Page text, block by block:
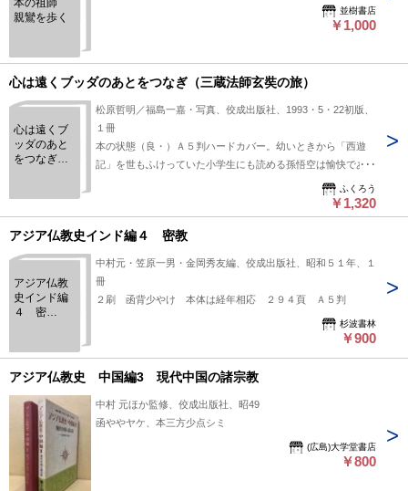
本の祖師
親鸞を歩く
並樹書店
￥1,000
心は遠くブッダのあとをつなぎ（三蔵法師玄奘の旅）
心は遠くブ
ッダのあと
をつなぎ
松原哲明／福島一嘉・写真、佼成出版社、1993・5・22初版、
１冊
本の状態（良・）Ａ５判ハードカバー。幼いときから「西遊
記」を世もふけっていた小学生にも読める孫悟空は愉快であっ
ふくろう
￥1,320
アジア仏教史インド編４ 密教
アジア仏教
史インド編
４ 密
中村元・笠原一男・金岡秀友編、佼成出版社、昭和５１年、１
冊
２刷 函背少やけ 本体は経年相応 ２９４頁 Ａ５判
杉波書林
￥900
アジア仏教史 中国編3 現代中国の諸宗教
中村 元ほか監修、佼成出版社、昭49
函ややヤケ、本三方少点シミ
(広島)大学堂書店
￥800